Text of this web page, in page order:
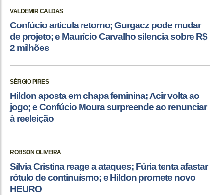
VALDEMIR CALDAS
Confúcio articula retorno; Gurgacz pode mudar
de projeto; e Maurício Carvalho silencia sobre R$
2 milhões
SÉRGIO PIRES
Hildon aposta em chapa feminina; Acir volta ao
jogo; e Confúcio Moura surpreende ao renunciar
à reeleição
ROBSON OLIVEIRA
Sílvia Cristina reage a ataques; Fúria tenta afastar
rótulo de continuísmo; e Hildon promete novo
HEURO